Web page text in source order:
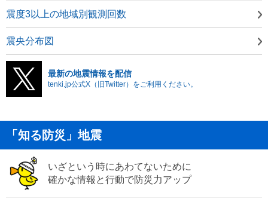
震度3以上の地域別観測回数
震央分布図
最新の地震情報を配信
tenki.jp公式X（旧Twitter）をご利用ください。
「知る防災」地震
いざという時にあわてないために
確かな情報と行動で防災力アップ